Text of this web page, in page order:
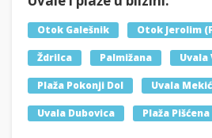
Otok Galešnik Otok Jerolim
Ždrilca Palmižana Uvala
Plaža Pokonji Dol Uvala
Uvala Dubovica Plaža Pišćena